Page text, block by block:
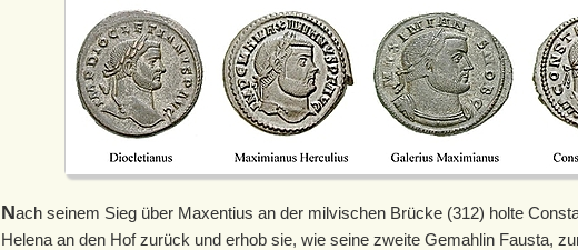
Nach seinem Sieg über Maxentius an der milvischen Brücke (312) holte
Helena an den Hof zurück und erhob sie, wie seine zweite Gemahlin Fausta,